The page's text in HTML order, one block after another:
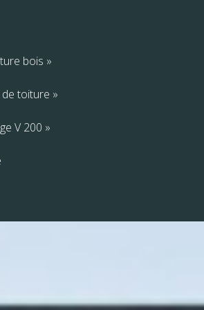
bois »
toiture »
V 200 »